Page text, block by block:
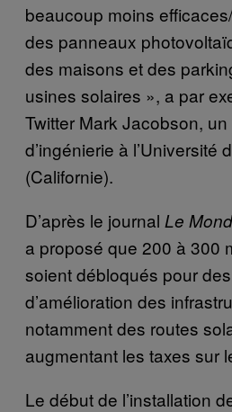
beaucoup moins
des panneaux
des maisons et des
usines solaires », a par
Twitter Mark Jacobson,
d’ingénierie à l’Université
(Californie).
D’après le journal Le
a proposé que 200 à 300
soient débloqués pour
d’amélioration des
notamment des routes
augmentant les taxes sur
Le début de l’installation